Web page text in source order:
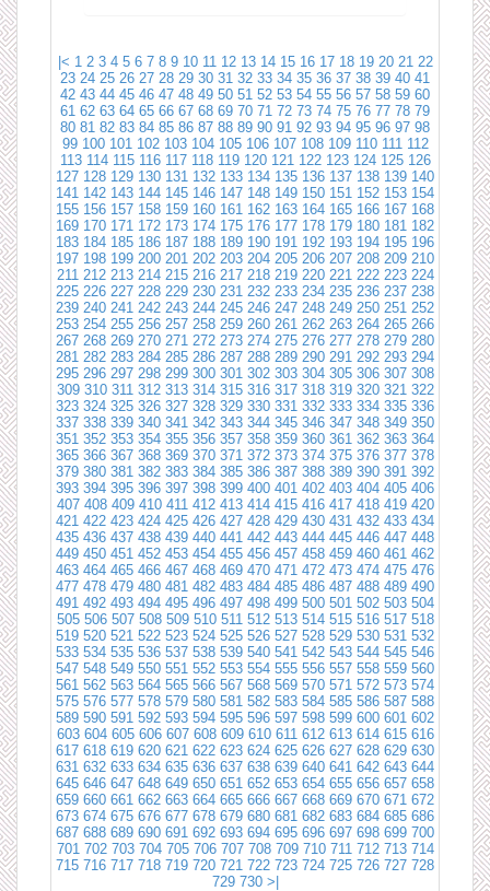
|< 1 2 3 4 5 6 7 8 9 10 11 12 13 14 15 16 17 18 19 20 21 22
23 24 25 26 27 28 29 30 31 32 33 34 35 36 37 38 39 40 41
42 43 44 45 46 47 48 49 50 51 52 53 54 55 56 57 58 59 60
61 62 63 64 65 66 67 68 69 70 71 72 73 74 75 76 77 78 79
80 81 82 83 84 85 86 87 88 89 90 91 92 93 94 95 96 97 98
99 100 101 102 103 104 105 106 107 108 109 110 111 112
113 114 115 116 117 118 119 120 121 122 123 124 125 126
127 128 129 130 131 132 133 134 135 136 137 138 139 140
141 142 143 144 145 146 147 148 149 150 151 152 153 154
155 156 157 158 159 160 161 162 163 164 165 166 167 168
169 170 171 172 173 174 175 176 177 178 179 180 181 182
183 184 185 186 187 188 189 190 191 192 193 194 195 196
197 198 199 200 201 202 203 204 205 206 207 208 209 210
211 212 213 214 215 216 217 218 219 220 221 222 223 224
225 226 227 228 229 230 231 232 233 234 235 236 237 238
239 240 241 242 243 244 245 246 247 248 249 250 251 252
253 254 255 256 257 258 259 260 261 262 263 264 265 266
267 268 269 270 271 272 273 274 275 276 277 278 279 280
281 282 283 284 285 286 287 288 289 290 291 292 293 294
295 296 297 298 299 300 301 302 303 304 305 306 307 308
309 310 311 312 313 314 315 316 317 318 319 320 321 322
323 324 325 326 327 328 329 330 331 332 333 334 335 336
337 338 339 340 341 342 343 344 345 346 347 348 349 350
351 352 353 354 355 356 357 358 359 360 361 362 363 364
365 366 367 368 369 370 371 372 373 374 375 376 377 378
379 380 381 382 383 384 385 386 387 388 389 390 391 392
393 394 395 396 397 398 399 400 401 402 403 404 405 406
407 408 409 410 411 412 413 414 415 416 417 418 419 420
421 422 423 424 425 426 427 428 429 430 431 432 433 434
435 436 437 438 439 440 441 442 443 444 445 446 447 448
449 450 451 452 453 454 455 456 457 458 459 460 461 462
463 464 465 466 467 468 469 470 471 472 473 474 475 476
477 478 479 480 481 482 483 484 485 486 487 488 489 490
491 492 493 494 495 496 497 498 499 500 501 502 503 504
505 506 507 508 509 510 511 512 513 514 515 516 517 518
519 520 521 522 523 524 525 526 527 528 529 530 531 532
533 534 535 536 537 538 539 540 541 542 543 544 545 546
547 548 549 550 551 552 553 554 555 556 557 558 559 560
561 562 563 564 565 566 567 568 569 570 571 572 573 574
575 576 577 578 579 580 581 582 583 584 585 586 587 588
589 590 591 592 593 594 595 596 597 598 599 600 601 602
603 604 605 606 607 608 609 610 611 612 613 614 615 616
617 618 619 620 621 622 623 624 625 626 627 628 629 630
631 632 633 634 635 636 637 638 639 640 641 642 643 644
645 646 647 648 649 650 651 652 653 654 655 656 657 658
659 660 661 662 663 664 665 666 667 668 669 670 671 672
673 674 675 676 677 678 679 680 681 682 683 684 685 686
687 688 689 690 691 692 693 694 695 696 697 698 699 700
701 702 703 704 705 706 707 708 709 710 711 712 713 714
715 716 717 718 719 720 721 722 723 724 725 726 727 728
729 730 >|